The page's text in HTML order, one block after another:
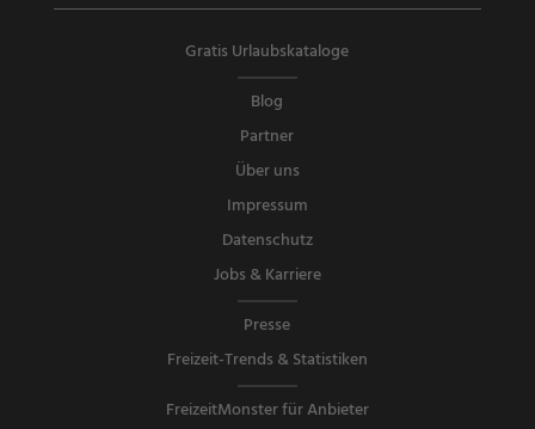
Gratis Urlaubskataloge
Blog
Partner
Über uns
Impressum
Datenschutz
Jobs & Karriere
Presse
Freizeit-Trends & Statistiken
FreizeitMonster für Anbieter